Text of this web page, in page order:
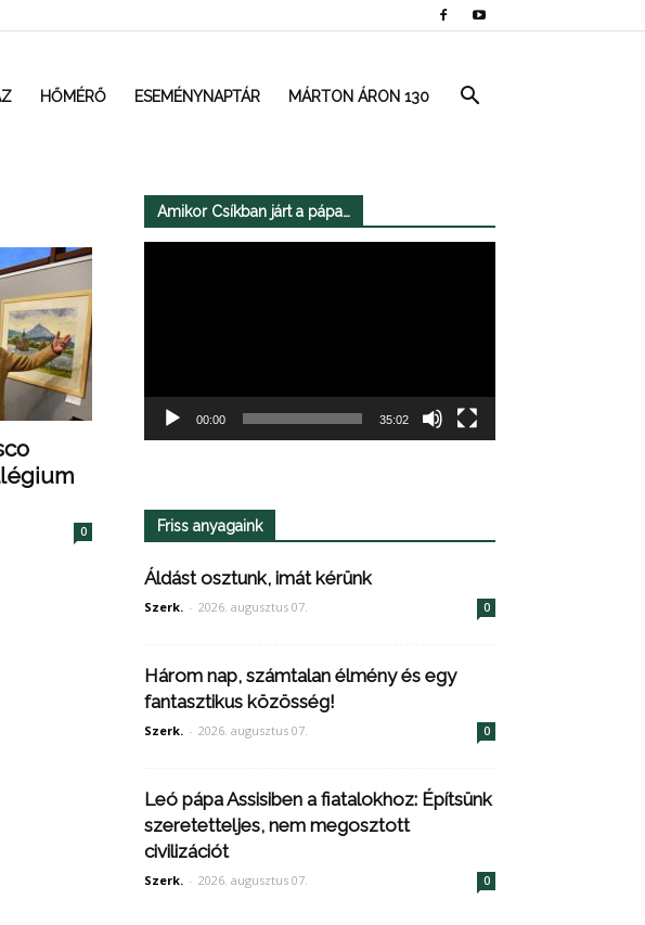
HŐMÉRŐ ESEMÉNYNAPTÁR MÁRTON ÁRON 130
0
Amikor Csíkban járt a pápa…
00:00 35:02
Friss anyagaink
Áldást osztunk, imát kérünk
Szerk. - 2026. augusztus 07. 0
Három nap, számtalan élmény és egy
fantasztikus közösség!
Szerk. - 2026. augusztus 07. 0
Leó pápa Assisiben a fiatalokhoz: Építsünk
szeretetteljes, nem megosztott
civilizációt
Szerk. - 2026. augusztus 07. 0